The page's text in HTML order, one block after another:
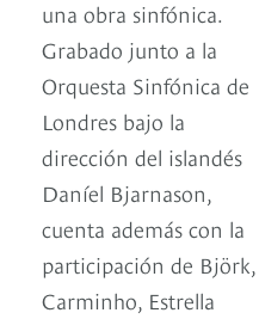
una obra sinfónica.
Grabado junto a la
Orquesta Sinfónica de
Londres bajo la
dirección del islandés
Daníel Bjarnason,
cuenta además con la
participación de Björk,
Carminho, Estrella